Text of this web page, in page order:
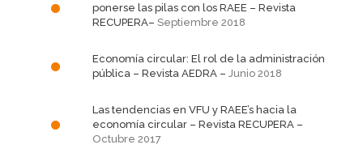
ponerse las pilas con los RAEE – Revista
RECUPERA– Septiembre 2018
Economía circular: El rol de la administración
pública – Revista AEDRA – Junio 2018
Las tendencias en VFU y RAEE’s hacia la
economía circular – Revista RECUPERA –
Octubre 2017